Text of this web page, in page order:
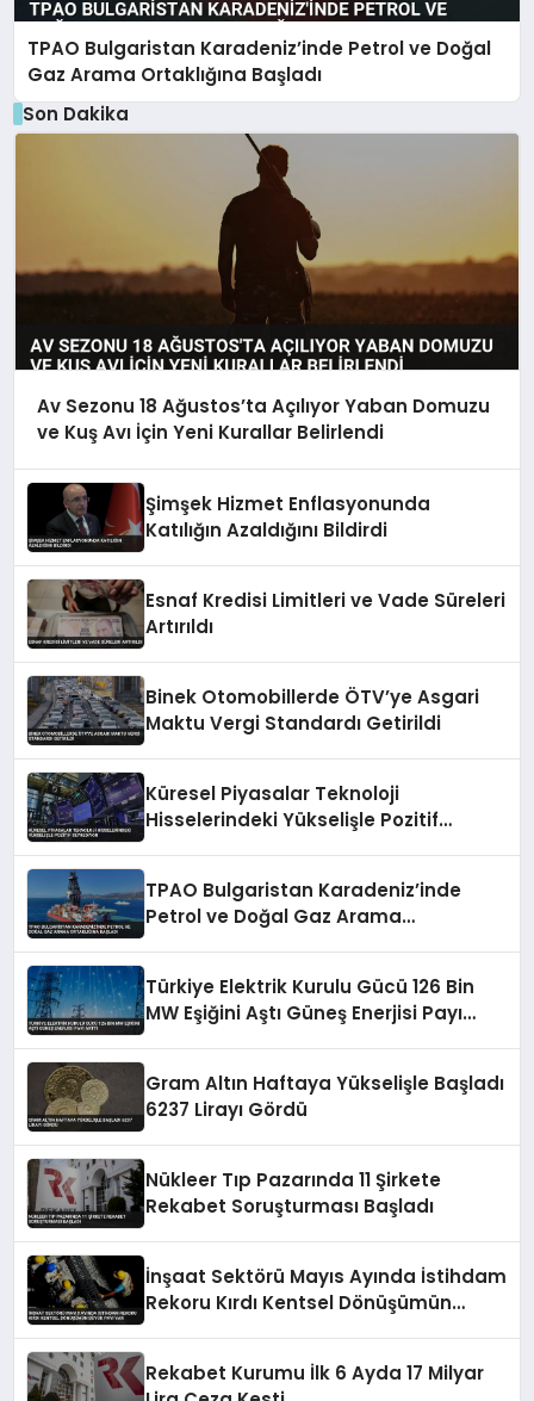
TPAO Bulgaristan Karadeniz’inde Petrol ve Doğal
Gaz Arama Ortaklığına Başladı
Son Dakika
Av Sezonu 18 Ağustos’ta Açılıyor Yaban Domuzu
ve Kuş Avı İçin Yeni Kurallar Belirlendi
Şimşek Hizmet Enflasyonunda
Katılığın Azaldığını Bildirdi
Esnaf Kredisi Limitleri ve Vade Süreleri
Artırıldı
Binek Otomobillerde ÖTV’ye Asgari
Maktu Vergi Standardı Getirildi
Küresel Piyasalar Teknoloji
Hisselerindeki Yükselişle Pozitif
TPAO Bulgaristan Karadeniz’inde
Petrol ve Doğal Gaz Arama
Türkiye Elektrik Kurulu Gücü 126 Bin
MW Eşiğini Aştı Güneş Enerjisi Payı
Gram Altın Haftaya Yükselişle Başladı
6237 Lirayı Gördü
Nükleer Tıp Pazarında 11 Şirkete
Rekabet Soruşturması Başladı
İnşaat Sektörü Mayıs Ayında İstihdam
Rekoru Kırdı Kentsel Dönüşümün
Rekabet Kurumu İlk 6 Ayda 17 Milyar